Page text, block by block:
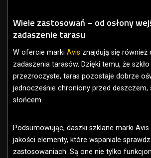
Wiele zastosowań – od osłony
zadaszenie tarasu
W ofercie marki Avis znajdują się również
zadaszenia tarasów. Dzięki temu, że
przezroczyste, taras pozostaje dobrze
jednocześnie chroniony przed deszczem,
słońcem.
Podsumowując, daszki szklane marki
jakości elementy, które wspaniale
zastosowaniach. Są one nie tylko